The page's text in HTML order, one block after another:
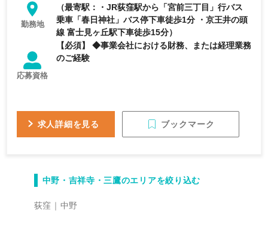
勤務地
（最寄駅：・JR荻窪駅から「宮前三丁目」行バス
乗車「春日神社」バス停下車徒歩1分 ・京王井の頭
線 富士見ヶ丘駅下車徒歩15分）
応募資格
【必須】 ◆事業会社における財務、または経理業務
のご経験
求人詳細を見る ブックマーク
中野・吉祥寺・三鷹のエリアを絞り込む
荻窪 中野